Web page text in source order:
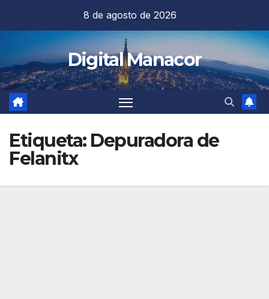
contenido
8 de agosto de 2026
Digital Manacor
Etiqueta: Depuradora de
Felanitx